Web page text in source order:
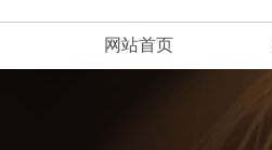
网站首页